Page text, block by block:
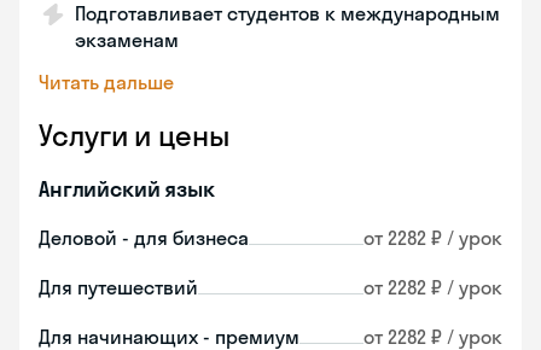
Подготавливает студентов к международным
экзаменам
Читать дальше
Услуги и цены
Английский язык
Деловой - для бизнеса от 2282 ₽ / урок
Для путешествий от 2282 ₽ / урок
Для начинающих - премиум от 2282 ₽ / урок